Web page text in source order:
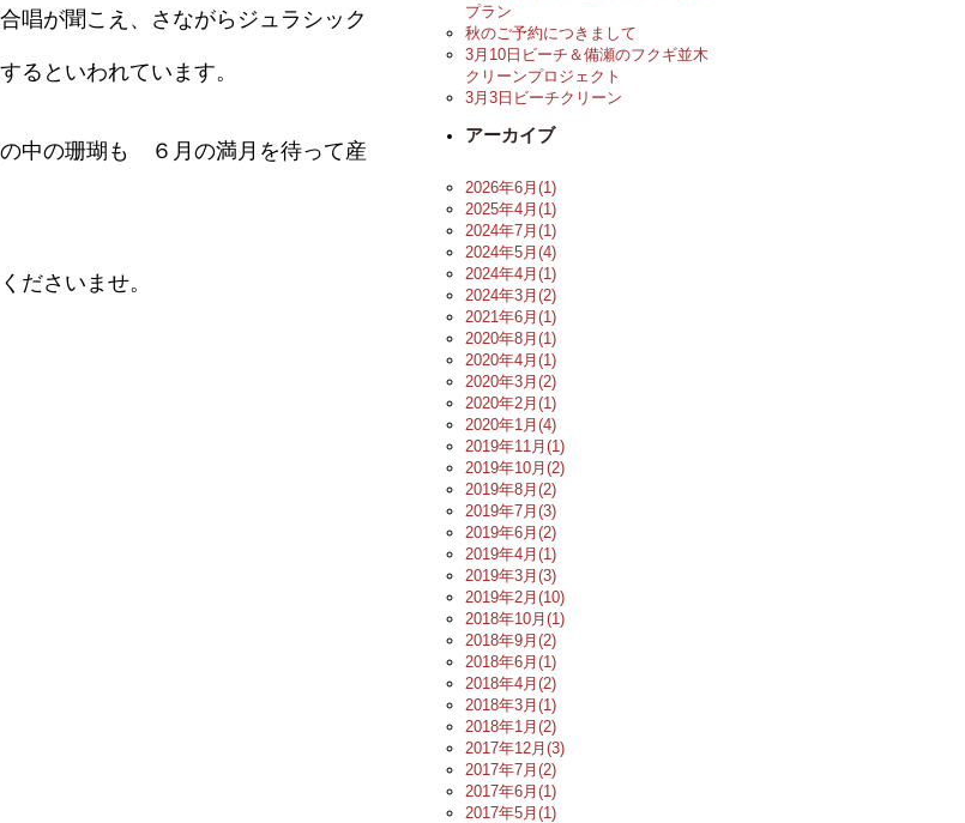
唱が聞こえ、さながらジュラシック
といわれています。
中の珊瑚も ６月の満月を待って産
ださいませ。
プラン
秋のご予約につきまして
3月10日ビーチ＆備瀬のフクギ並木
クリーンプロジェクト
3月3日ビーチクリーン
アーカイブ
2026年6月(1)
2025年4月(1)
2024年7月(1)
2024年5月(4)
2024年4月(1)
2024年3月(2)
2021年6月(1)
2020年8月(1)
2020年4月(1)
2020年3月(2)
2020年2月(1)
2020年1月(4)
2019年11月(1)
2019年10月(2)
2019年8月(2)
2019年7月(3)
2019年6月(2)
2019年4月(1)
2019年3月(3)
2019年2月(10)
2018年10月(1)
2018年9月(2)
2018年6月(1)
2018年4月(2)
2018年3月(1)
2018年1月(2)
2017年12月(3)
2017年7月(2)
2017年6月(1)
2017年5月(1)